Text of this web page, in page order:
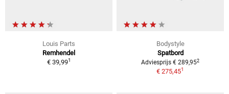
Louis Parts
Remhendel
€ 39,991
Bodystyle
Spatbord
Adviesprijs € 289,952
€ 275,451